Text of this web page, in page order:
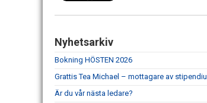
Nyhetsarkiv
Bokning HÖSTEN 2026
Grattis Tea Michael – mottagare av
Är du vår nästa ledare?